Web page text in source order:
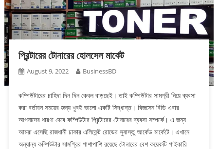
প্রিন্টারের টোনারের হোলসেল মার্কেট
August 9, 2022 BusinessBD
কম্পিউটারের চাহিদা দিন দিন কেবল বাড়ছেই। তাই কম্পিউটার সামগ্রী নিয়ে ব্যবসা
করা বর্তমান সময়ের জন্য খুবই ভালো একটি সিদ্ধান্ত। বিজসেন বিডি এবার
আপনাদের ধারণা দেবে কম্পিউটার প্রিন্টারের টোনারের ব্যবসা সম্পর্কে। এ জন্য
আমরা এসেছি রাজধানী ঢাকার এলিফেন্ট রোডের সুবাস্তু আর্কেড মার্কেটে। এখানে
অন্যান্য কম্পিউটার সামগ্রির পাশাপাশি রয়েছে টোনারের বেশ কয়েকটি পাইকারি